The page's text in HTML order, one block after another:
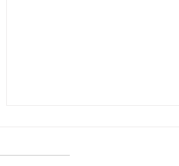
День 650 Пр.24:3-4: «Мудростью